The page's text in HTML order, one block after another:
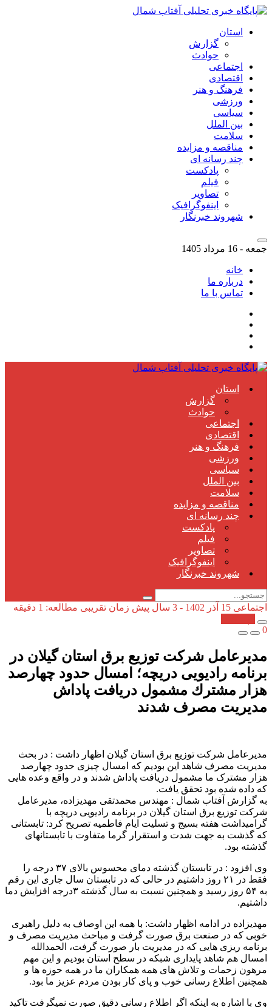
استان
گزارش
حوادث
اجتماعی
اقتصادی
فرهنگ و هنر
ورزشی
سیاسی
بین الملل
سلامت
مناقصه و مزایده
چند رسانه ای
پادکست
فیلم
تصاویر
اینفوگرافیک
شهروند خبرنگار
جمعه - 16 مرداد 1405
خانه
درباره ما
تماس با ما
استان
گزارش
حوادث
اجتماعی
اقتصادی
فرهنگ و هنر
ورزشی
سیاسی
بین الملل
سلامت
مناقصه و مزایده
چند رسانه ای
پادکست
فیلم
تصاویر
اینفوگرافیک
شهروند خبرنگار
اجتماعی 15 آذر 1402 - 3 سال پیش
زمان تقریبی مطالعه: 1 دقیقه
0
مدیرعامل شرکت توزیع برق استان گیلان در
برنامه رادیویی دریچه؛ امسال حدود چهارصد
هزار مشترك مشمول دریافت پاداش
مدیریت مصرف شدند
مدیرعامل شرکت توزیع برق استان گیلان اظهار داشت : در بحث
مدیریت مصرف شاهد این بودیم که امسال چیزی حدود چهارصد
هزار مشترک ما مشمول دریافت پاداش شدند و در واقع وعده هایی
که داده شده بود تحقق یافت.
به گزارش آفتاب شمال : مهندس محمدتقی مهدیزاده، مدیرعامل
شرکت توزیع برق استان گیلان در برنامه رادیویی دریچه با
گرامیداشت هفته بسیج و تسلیت ایام فاطمیه تصریح کرد: تابستانی
که گذشت به جهت شدت و استقرار گرما متفاوت با تابستانهای
گذشته بود.
وی افزود : در تابستان گذشته دمای محسوس بالای ۳۷ درجه را
فقط در ۲۱ روز داشتیم در حالی که در تابستان سال جاری این رقم
به ۵۴ روز رسید و همچنین نسبت به سال گذشته ۳درجه افزایش دما
داشتیم.
مهدیزاده در ادامه اظهار داشت: با همه این اوصاف به دلیل راهبری
خوبی که در صنعت برق صورت گرفت و مباحث مدیریت مصرف و
برنامه ریزی هایی که در مدیریت بار صورت گرفت، الحمدالله
امسال هم شاهد پایداری شبکه در سطح استان بودیم و این مهم
مرهون زحمات و تلاش های همه همکاران ما در همه حوزه ها و
همچنين اطلاع رسانی خوب و پای کار بودن مردم عزیز ما بود.
وی با اشاره به اینکه اگر اطلاع رسانی دقیق صورت نمیگرفت تاکید